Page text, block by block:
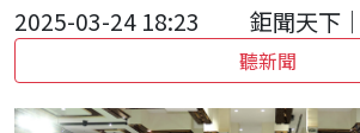
2025-03-24 18:23 鉅聞天下｜
聽新聞